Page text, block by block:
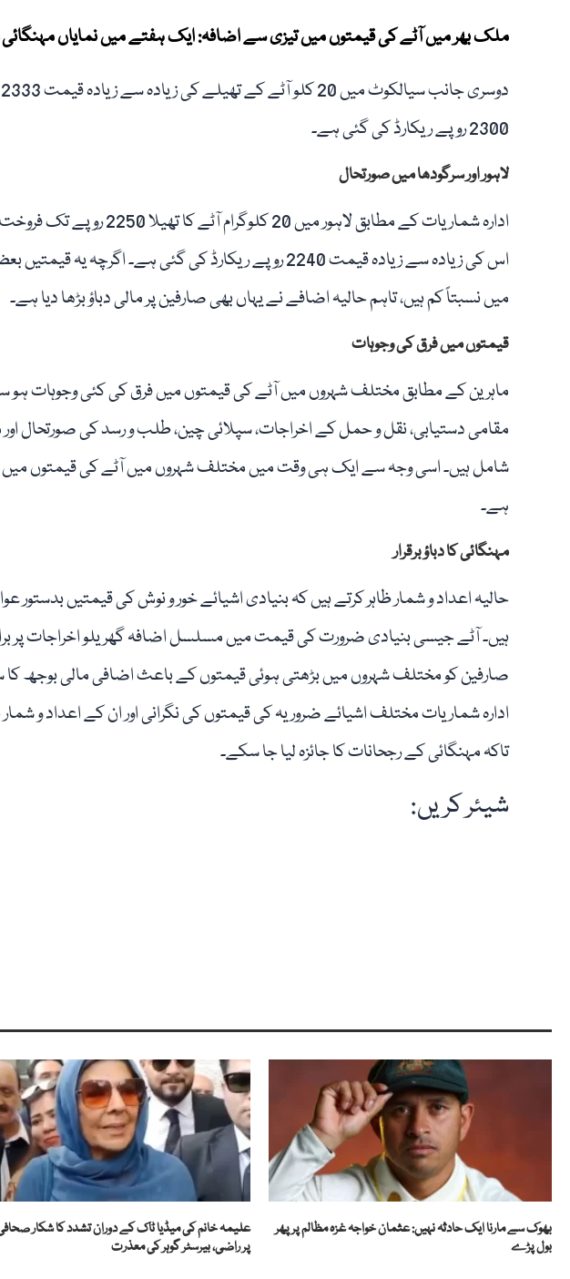
ملک بھر میں آٹے کی قیمتوں میں تیزی سے اضافہ: ایک ہفتے میں نمایاں مہنگائی
2300 روپے ریکارڈ کی گئی ہے۔
لاہور اور سرگودھا میں صورتحال
ادارہ شماریات کے مطابق لاہور میں
اس کی زیادہ سے زیادہ قیمت 2240 روپے ریکارڈ کی گئی ہے۔
میں نسبتاً کم ہیں، تاہم حالیہ اضافے نے یہاں بھی صارفین پر مالی دباؤ بڑھا دیا ہے۔
قیمتوں میں فرق کی وجوہات
ماہرین کے مطابق مختلف شہروں میں آٹے کی قیمتوں میں فرق کی کئی وجوہات ہو
مقامی دستیابی، نقل و حمل کے اخراجات، سپلائی چین، طلب و رسد کی صورتحال
شامل ہیں۔ اسی وجہ سے ایک ہی وقت میں مختلف شہروں میں آٹے کی قیمتوں میں
ہے۔
مہنگائی کا دباؤ برقرار
حالیہ اعداد و شمار ظاہر کرتے ہیں کہ بنیادی اشیائے خور و نوش کی قیمتیں بدستور
ہیں۔ آٹے جیسی بنیادی ضرورت کی قیمت میں مسلسل اضافہ گھریلو اخراجات پر
صارفین کو مختلف شہروں میں بڑھتی ہوئی قیمتوں کے باعث اضافی مالی بوجھ کا
ادارہ شماریات مختلف اشیائے ضروریہ کی قیمتوں کی نگرانی اور ان کے اعداد و
تاکہ مہنگائی کے رجحانات کا جائزہ لیا جا سکے۔
شیئر کریں:
بھوک سے مارنا ایک حادثہ نہیں: عثمان خواجہ غزہ مظالم پر پھر
بول پڑے
علیمہ خانم کی میڈیا ٹاک کے دوران تشدد کا شکار
پر راضی، بیرسٹر گوہر کی معذرت